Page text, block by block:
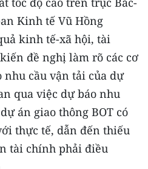
Kinh tế Vũ Hồng
kinh tế-xã hội, tài
đề nghị làm rõ các cơ
cầu vận tải của dự
qua việc dự báo nhu
án giao thông BOT có
thực tế, dẫn đến thiếu
tài chính phải điều